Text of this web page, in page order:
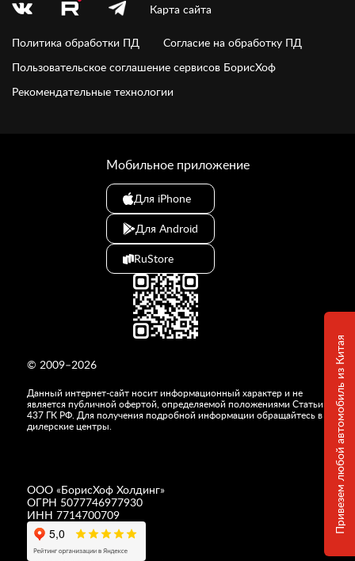
Привезем любой автомобиль из Китая
Карта сайта
Политика обработки ПД
Согласие на обработку ПД
Пользовательское соглашение сервисов БорисХоф
Рекомендательные технологии
© 2009–2026
Данный интернет-сайт носит информационный характер и не
является публичной офертой, определяемой положениями Статьи
437 ГК РФ. Для получения подробной информации обращайтесь в
дилерские центры.
ООО «БорисХоф Холдинг»
ОГРН 5077746977930
ИНН 7714700709
Мобильное приложение
Для iPhone
Для Android
RuStore